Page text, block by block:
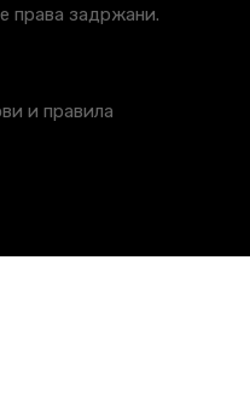
права задржани.
и правила